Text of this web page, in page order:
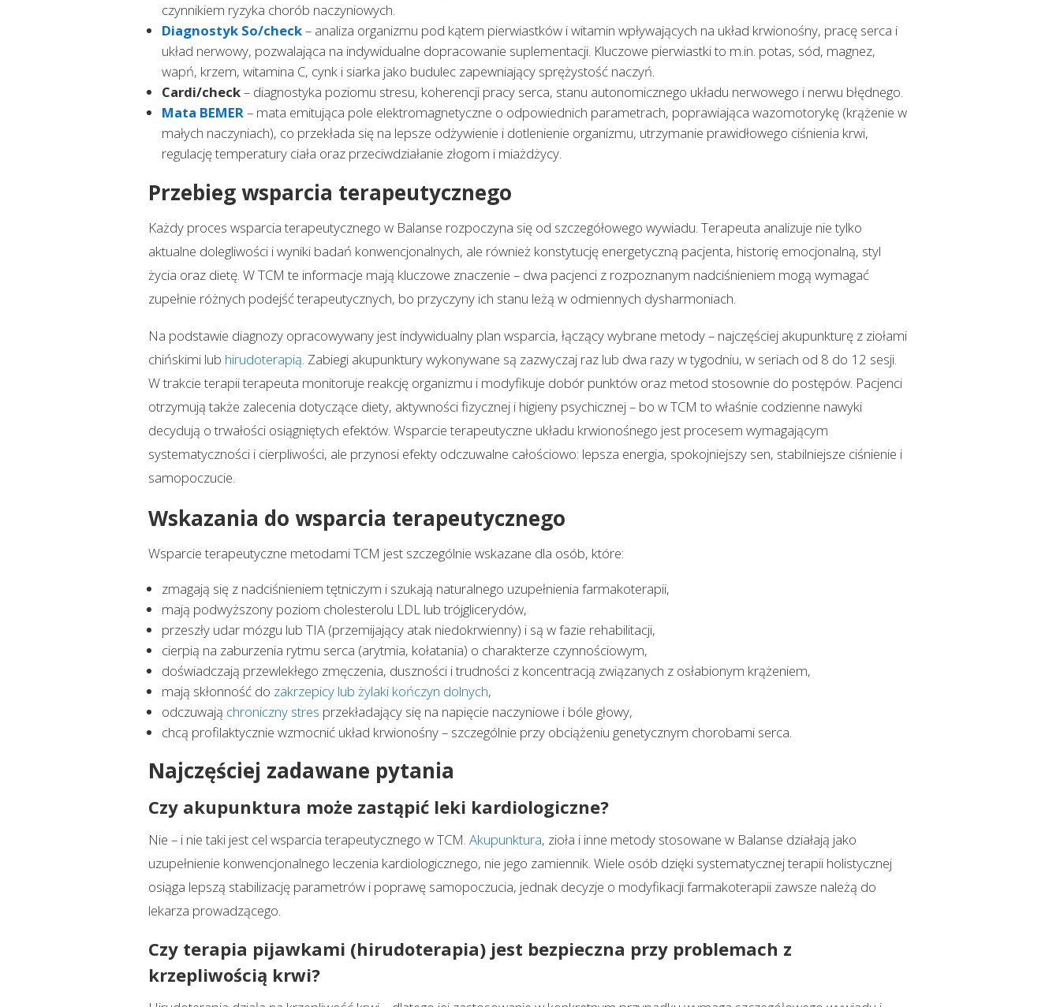
czynnikiem ryzyka chorób naczyniowych.
Diagnostyk So/check– analiza organizmu pod kątem pierwiastków i witamin wpływających na układ krwionośny, pracę serca i
układ nerwowy, pozwalająca na indywidualne dopracowanie suplementacji. Kluczowe pierwiastki to m.in. potas, sód, magnez,
wapń, krzem, witamina C, cynk i siarka jako budulec zapewniający sprężystość naczyń.
Cardi/check– diagnostyka poziomu stresu, koherencji pracy serca, stanu autonomicznego układu nerwowego i nerwu błędnego.
Mata BEMER– mata emitująca pole elektromagnetyczne o odpowiednich parametrach, poprawiająca wazomotorykę (krążenie w
małych naczyniach), co przekłada się na lepsze odżywienie i dotlenienie organizmu, utrzymanie prawidłowego ciśnienia krwi,
regulację temperatury ciała oraz przeciwdziałanie złogom i miażdżycy.
Przebieg wsparcia terapeutycznego
Każdy proces wsparcia terapeutycznego w Balanse rozpoczyna się od szczegółowego wywiadu. Terapeuta analizuje nie tylko
aktualne dolegliwości i wyniki badań konwencjonalnych, ale również konstytucję energetyczną pacjenta, historię emocjonalną, styl
życia oraz dietę. W TCM te informacje mają kluczowe znaczenie – dwa pacjenci z rozpoznanym nadciśnieniem mogą wymagać
zupełnie różnych podejść terapeutycznych, bo przyczyny ich stanu leżą w odmiennych dysharmoniach.
Na podstawie diagnozy opracowywany jest indywidualny plan wsparcia, łączący wybrane metody – najczęściej akupunkturę z ziołami
chińskimi lub hirudoterapią. Zabiegi akupunktury wykonywane są zazwyczaj raz lub dwa razy w tygodniu, w seriach od 8 do 12 sesji.
W trakcie terapii terapeuta monitoruje reakcję organizmu i modyfikuje dobór punktów oraz metod stosownie do postępów. Pacjenci
otrzymują także zalecenia dotyczące diety, aktywności fizycznej i higieny psychicznej – bo w TCM to właśnie codzienne nawyki
decydują o trwałości osiągniętych efektów. Wsparcie terapeutyczne układu krwionośnego jest procesem wymagającym
systematyczności i cierpliwości, ale przynosi efekty odczuwalne całościowo: lepsza energia, spokojniejszy sen, stabilniejsze ciśnienie i
samopoczucie.
Wskazania do wsparcia terapeutycznego
Wsparcie terapeutyczne metodami TCM jest szczególnie wskazane dla osób, które:
zmagają się z nadciśnieniem tętniczym i szukają naturalnego uzupełnienia farmakoterapii,
mają podwyższony poziom cholesterolu LDL lub trójglicerydów,
przeszły udar mózgu lub TIA (przemijający atak niedokrwienny) i są w fazie rehabilitacji,
cierpią na zaburzenia rytmu serca (arytmia, kołatania) o charakterze czynnościowym,
doświadczają przewlekłego zmęczenia, duszności i trudności z koncentracją związanych z osłabionym krążeniem,
mają skłonność do zakrzepicy lub żylaki kończyn dolnych,
odczuwają chroniczny stres przekładający się na napięcie naczyniowe i bóle głowy,
chcą profilaktycznie wzmocnić układ krwionośny – szczególnie przy obciążeniu genetycznym chorobami serca.
Najczęściej zadawane pytania
Czy akupunktura może zastąpić leki kardiologiczne?
Nie – i nie taki jest cel wsparcia terapeutycznego w TCM.Akupunktura, zioła i inne metody stosowane w Balanse działają jako
uzupełnienie konwencjonalnego leczenia kardiologicznego, nie jego zamiennik. Wiele osób dzięki systematycznej terapii holistycznej
osiąga lepszą stabilizację parametrów i poprawę samopoczucia, jednak decyzje o modyfikacji farmakoterapii zawsze należą do
lekarza prowadzącego.
Czy terapia pijawkami (hirudoterapia) jest bezpieczna przy problemach z
krzepliwością krwi?